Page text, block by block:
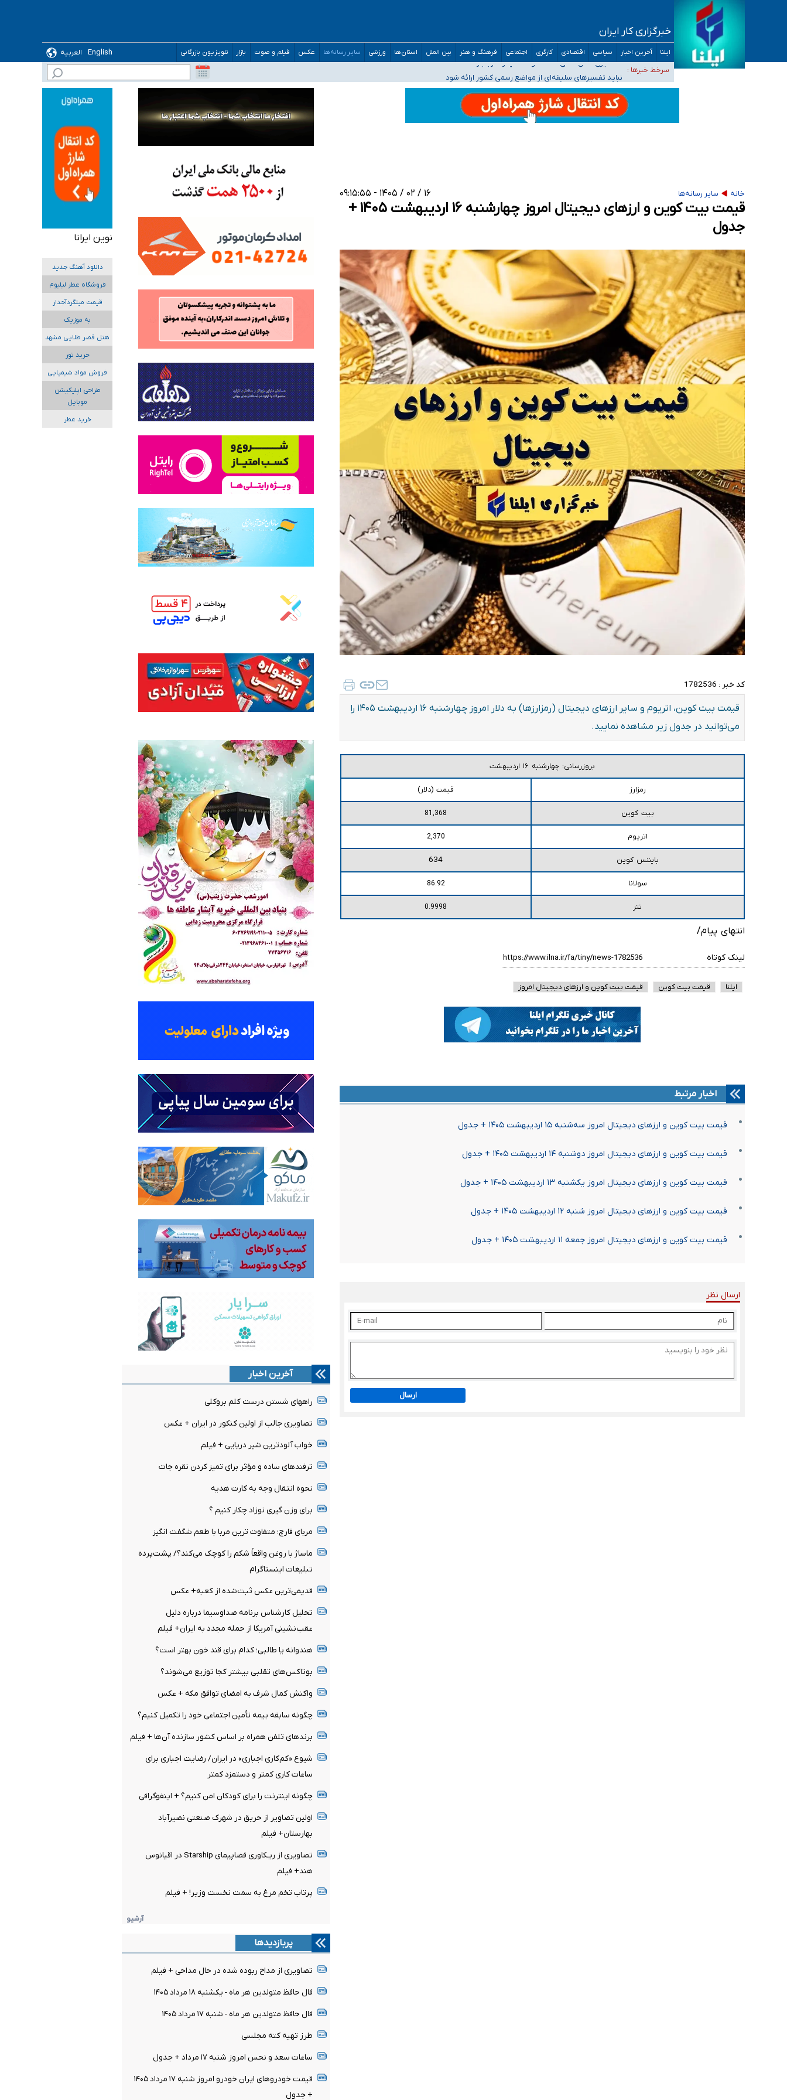
خبرگزاری کار ایران
ایلنا آخرین اخبار سیاسی اقتصادی کارگری اجتماعی فرهنگ و هنر بین الملل استان‌ها ورزشی سایر رسانه‌ها عکس فیلم و صوت بازار تلویزیون بازرگانی English
العربیه
سرخط خبرها :
آمار خودکشی نسبت به سال‌های قبل افزایش نیافته است
دستگیری عامل اصلی حادثه فوت حمیدرضا رجب‌زاده
«زیرمیزی» برای داوطلبان پزشکی سراب است/ دریافت‌های غیرمتعارف در شأن پزشکی و کشورمان نیست/ نظام سلامت جلوی این رویه را بگیرد
ضرورت آموزش حریم خصوصی در فضای آنلاین در مدارس/ هزینه‌های سنگین اجتماعی انتشار تصاویر خصوصی برای قربانیان/ سوءاستفاده
مجرمان از ترس رسوایی
خانه سایر رسانه‌ها ۱۶ / ۰۲ / ۱۴۰۵ - ۰۹:۱۵:۵۵
قیمت بیت کوین و ارز‌های دیجیتال امروز چهارشنبه ۱۶ اردیبهشت ۱۴۰۵ +
جدول
کد خبر : 1782536
قیمت بیت کوین، اتریوم و سایر ارز‌های دیجیتال (رمزارزها) به دلار امروز چهارشنبه ۱۶ اردیبهشت ۱۴۰۵ را
می‌توانید در جدول زیر مشاهده نمایید.
بروزرسانی: چهارشنبه ۱۶ اردیبهشت
رمزارز قیمت (دلار)
بیت کوین 81,368
اتریوم 2,370
بایننس کوین 634
سولانا 86.92
تتر 0.9998
انتهای پیام/
لینک کوتاه
ایلنا قیمت بیت کوین قیمت بیت کوین و ارز‌های دیجیتال امروز
اخبار مرتبط
قیمت بیت کوین و ارز‌های دیجیتال امروز سه‌شنبه ۱۵ اردیبهشت ۱۴۰۵ + جدول
قیمت بیت کوین و ارز‌های دیجیتال امروز دوشنبه ۱۴ اردیبهشت ۱۴۰۵ + جدول
قیمت بیت کوین و ارز‌های دیجیتال امروز یکشنبه ۱۳ اردیبهشت ۱۴۰۵ + جدول
قیمت بیت کوین و ارز‌های دیجیتال امروز شنبه ۱۲ اردیبهشت ۱۴۰۵ + جدول
قیمت بیت کوین و ارز‌های دیجیتال امروز جمعه ۱۱ اردیبهشت ۱۴۰۵ + جدول
ارسال نظر
ارسال
آخرین اخبار
راههای شستن درست کلم بروکلی
تصاویری جالب از اولین کنکور در ایران + عکس
خواب آلودترین شیر دریایی + فیلم
ترفندهای ساده و مؤثر برای تمیز کردن نقره جات
نحوه انتقال وجه به کارت هدیه
برای وزن گیری نوزاد چکار کنیم ؟
مربای قارچ؛ متفاوت ترین مربا با طعم شگفت انگیز
ماساژ با روغن واقعاً شکم را کوچک می‌کند؟/ پشت‌پرده
تبلیغات اینستاگرام
قدیمی‌ترین عکس ثبت‌شده از کعبه+ عکس
تحلیل کارشناس برنامه صداوسیما درباره دلیل
عقب‌نشینی آمریکا از حمله مجدد به ایران+ فیلم
هندوانه یا طالبی؛ کدام‌ برای قند خون بهتر است؟
بوتاکس‌های تقلبی بیشتر کجا توزیع می‌شوند؟
واکنش کمال شرف به امضای توافق مکه + عکس
چگونه سابقه بیمه تأمین اجتماعی خود را تکمیل کنیم؟
برندهای تلفن همراه بر اساس کشور سازنده‌ آن‌ها + فیلم
شیوع «کم‌کاری اجباری» در ایران/ رضایت اجباری برای
ساعات کاری کمتر و دستمزد کمتر
چگونه اینترنت را برای کودکان امن کنیم؟ + اینفوگرافی
اولین تصاویر از حریق در شهرک صنعتی نصیرآباد
بهارستان+ فیلم
تصاویری از ریـکاوری فضاپیمای Starship در اقیانوس
هند+ فیلم
پرتاب تخم مرغ به سمت نخست وزیر! + فیلم
آرشیو
پربازدیدها
تصاویری از مداح ربوده شده در حال مداحی + فیلم
فال حافظ متولدین هر ماه - یکشنبه ۱۸ مرداد ۱۴۰۵
فال حافظ متولدین هر ماه - شنبه ۱۷ مرداد ۱۴۰۵
طرز تهیه کته مجلسی
ساعات سعد و نحس امروز شنبه ۱۷ مرداد + جدول
قیمت خودرو‌های ایران خودرو امروز شنبه ۱۷ مرداد ۱۴۰۵
+ جدول
نوین ایرانا
دانلود آهنگ جدید
فروشگاه عطر لیلیوم
قیمت میلگردآجدار
به موزیک
هتل قصر طلایی مشهد
خرید تور
فروش مواد شیمیایی
طراحی اپلیکیشن
موبایل
خرید عطر